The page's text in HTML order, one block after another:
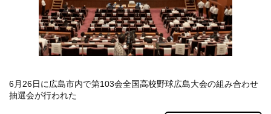
6月26日に広島市内で第103会全国高校野球広島大会の組み合わせ
抽選会が行われた